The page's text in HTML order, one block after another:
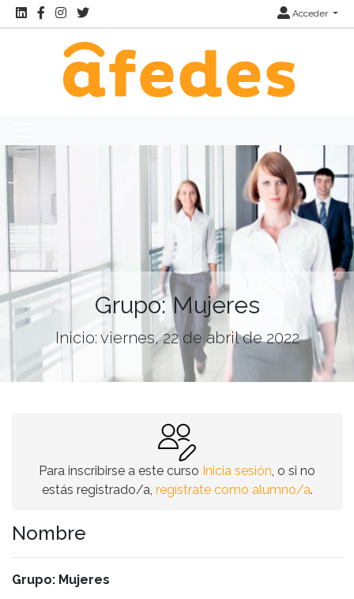
Acceder
Grupo: Mujeres
Inicio: viernes, 22 de abril de 2022
Para inscribirse a este curso Inicia sesión , o si no
estás registrado/a, regístrate como alumno/a.
Nombre
Grupo: Mujeres